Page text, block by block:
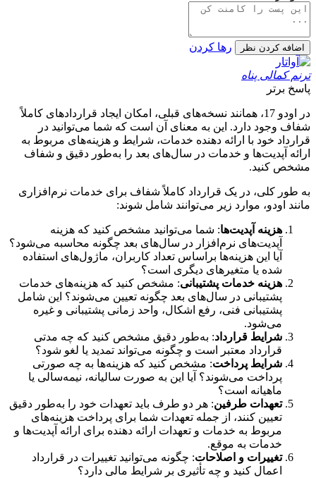
اضافه کردن نظر رها کردن
ترنم کمالی پناه
پاسخ برتر
در اودو 17، همانند نسخه‌های قبلی، امکان ایجاد قراردادهای کاملاً
شفاف وجود دارد. این به معنای آن است که شما می‌توانید در
قرارداد خود با ارائه دهنده خدمات، شرایط و هزینه‌های مربوط به
ارائه آپدیت‌ها و خدمات در سال‌های بعد را به‌طور دقیق و شفاف
مشخص کنید.
به طور کلی، در یک قرارداد کاملاً شفاف برای خدمات نرم‌افزاری
مانند اودو، موارد زیر می‌توانند شامل شوند:
هزینه آپدیت‌ها: شما می‌توانید مشخص کنید که هزینه
آپدیت‌های نرم‌افزار در سال‌های بعد چگونه محاسبه می‌شود؟
آیا این هزینه‌ها براساس تعداد کاربران، ماژول‌های استفاده
شده یا متغیرهای دیگری است؟
هزینه خدمات پشتیبانی: مشخص کنید که هزینه‌های خدمات
پشتیبانی در سال‌های بعد چگونه تعیین می‌شوند؟ این شامل
پشتیبانی فنی، رفع اشکال، واحد زمانی پشتیبانی و غیره
می‌شود.
شرایط قرارداد: به‌طور دقیق مشخص کنید که چه مدتی
قرارداد معتبر است و چگونه می‌تواند تمدید یا لغو شود؟
شرایط پرداخت: مشخص کنید که هزینه‌ها به چه صورتی
پرداخت می‌شوند؟ آیا این به صورت سالیانه، نیمه‌سالی یا
ماهیانه است؟
تعهدات طرفین: هر دو طرف باید تعهدات خود را به‌طور دقیق
تعیین کنند، از جمله تعهدات شما برای پرداخت هزینه‌های
مربوط به خدمات و تعهدات ارائه دهنده برای ارائه آپدیت‌ها و
خدمات به موقع.
تغییرات و اصلاحات: چگونه می‌توانید تغییرات در قرارداد
اعمال کنید و چه تأثیری بر شرایط مالی دارد؟